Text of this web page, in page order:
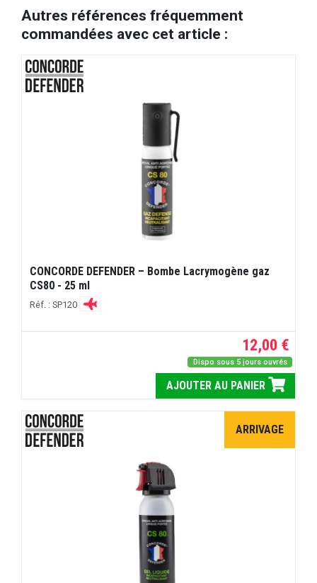
Autres références fréquemment
commandées avec cet article :
CONCORDE DEFENDER – Bombe Lacrymogène gaz
CS80 - 25 ml
Réf. : SP120
12,00 €
Dispo sous 5 jours ouvrés
AJOUTER AU PANIER
ARRIVAGE